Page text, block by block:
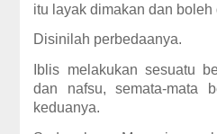
itu layak dimakan dan boleh
Disinilah perbedaanya.
Iblis melakukan sesuatu
dan nafsu, semata-mata
keduanya.